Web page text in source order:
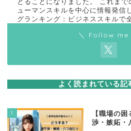
とることになりました。 これまで
ューマンスキルを中心に情報発信
グランキング：ビジネススキルで
＼ Follow me
よく読まれている記
1
【職場の
渉・嫉妬・